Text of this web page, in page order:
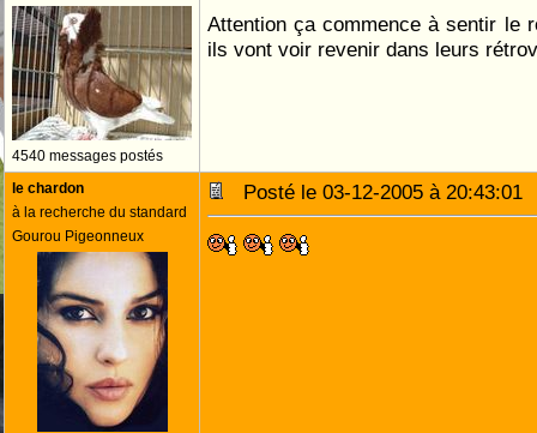
4540 messages postés
Attention ça commence à sentir le
ils vont voir revenir dans leurs
le chardon
à la recherche du standard
Gourou Pigeonneux
Posté le 03-12-2005 à